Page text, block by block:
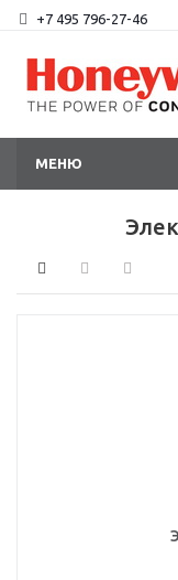
+7 495 796-27-46
МЕНЮ